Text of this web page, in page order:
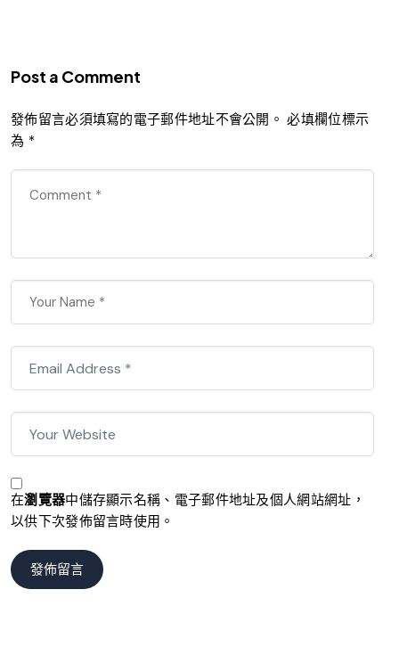
Post a Comment
發佈留言必須填寫的電子郵件地址不會公開。 必填欄位標示
為 *
在瀏覽器中儲存顯示名稱、電子郵件地址及個人網站網址，
以供下次發佈留言時使用。